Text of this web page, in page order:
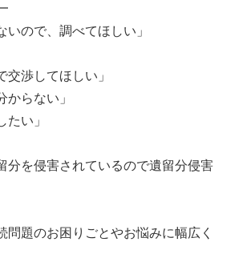
いので、調べてほしい」
交渉してほしい」
からない」
たい」
分を侵害されているので遺留分侵害
題のお困りごとやお悩みに幅広く